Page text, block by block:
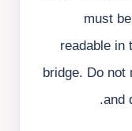
must
readable in
bridge. Do not
and